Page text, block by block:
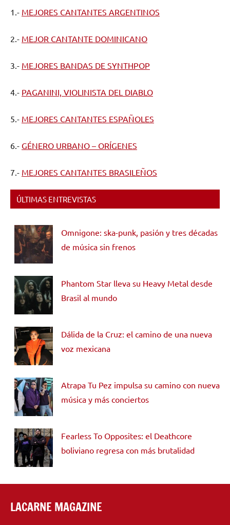
1.- MEJORES CANTANTES ARGENTINOS
2.- MEJOR CANTANTE DOMINICANO
3.- MEJORES BANDAS DE SYNTHPOP
4.- PAGANINI, VIOLINISTA DEL DIABLO
5.- MEJORES CANTANTES ESPAÑOLES
6.- GÉNERO URBANO – ORÍGENES
7.- MEJORES CANTANTES BRASILEÑOS
ÚLTIMAS ENTREVISTAS
Omnigone: ska-punk, pasión y tres décadas
de música sin frenos
Phantom Star lleva su Heavy Metal desde
Brasil al mundo
Dálida de la Cruz: el camino de una nueva
voz mexicana
Atrapa Tu Pez impulsa su camino con nueva
música y más conciertos
Fearless To Opposites: el Deathcore
boliviano regresa con más brutalidad
LACARNE MAGAZINE